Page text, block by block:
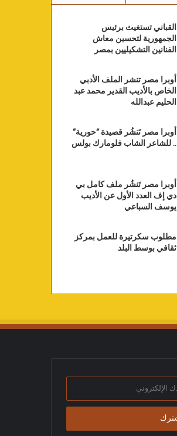
القباني تستغيث برئيس
الجمهورية لتحسين معاش
الفنانين التشكيليين بمصر
أوبرا مصر تنشر الملف الأدبي
الخاص بالأديب القدير محمد عبد
الحليم عبدالله
أوبرا مصر تَنشُر قصيدة “حورية”
.. للشاعر الشاب فلومارك بولس
أوبرا مصر تَنشُر ملف كامل بي
دي إف العدد الأول عن الأديب
يوسف السباعي
مطلوب سكرتيرة للعمل بمركز
ثقافي بوسط البلد